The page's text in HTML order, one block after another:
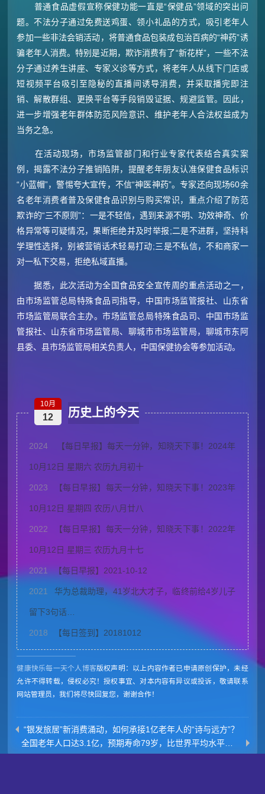
普通食品虚假宣称保健功能一直是“保健品”领域的突出问
题。不法分子通过免费送鸡蛋、领小礼品的方式，吸引老年人
参加一些非法会销活动，将普通食品包装成包治百病的“神药”诱
骗老年人消费。特别是近期，欺诈消费有了“新花样”，一些不法
分子通过养生讲座、专家义诊等方式，将老年人从线下门店或
短视频平台吸引至隐秘的直播间诱导消费，并采取播完即注
销、解散群组、更换平台等手段销毁证据、规避监管。因此，
进一步增强老年群体防范风险意识、维护老年人合法权益成为
当务之急。
在活动现场，市场监管部门和行业专家代表结合真实案
例，揭露不法分子推销陷阱，提醒老年朋友认准保健食品标识
“小蓝帽”，警惕夸大宣传，不信“神医神药”。专家还向现场60余
名老年消费者普及保健食品识别与购买常识，重点介绍了防范
欺诈的“三不原则”：一是不轻信，遇到来源不明、功效神奇、价
格异常等可疑情况，果断拒绝并及时举报;二是不进群，坚持科
学理性选择，别被营销话术轻易打动;三是不私信，不和商家一
对一私下交易，拒绝私域直播。
据悉，此次活动为全国食品安全宣传周的重点活动之一，
由市场监管总局特殊食品司指导，中国市场监管报社、山东省
市场监管局联合主办。市场监管总局特殊食品司、中国市场监
管报社、山东省市场监管局、聊城市市场监管局，聊城市东阿
县委、县市场监管局相关负责人，中国保健协会等参加活动。
历史上的今天
10月
12
2024 【每日早报】每天一分钟，知晓天下事！2024年
10月12日 星期六 农历九月初十
2023 【每日早报】每天一分钟，知晓天下事！2023年
10月12日 星期四 农历八月廿八
2022 【每日早报】每天一分钟，知晓天下事！2022年
10月12日 星期三 农历九月十七
2021 【每日早报】2021-10-12
2021 华为总裁助理，41岁北大才子，临终前给4岁儿子
留下3句话…
2018 【每日签到】20181012
健康快乐每一天个人博客版权声明：以上内容作者已申请原创保护，未经
允许不得转载，侵权必究！授权事宜、对本内容有异议或投诉，敬请联系
网站管理员，我们将尽快回复您，谢谢合作！
“银发旅居”新消费涌动，如何承接1亿老年人的“诗与远方”？